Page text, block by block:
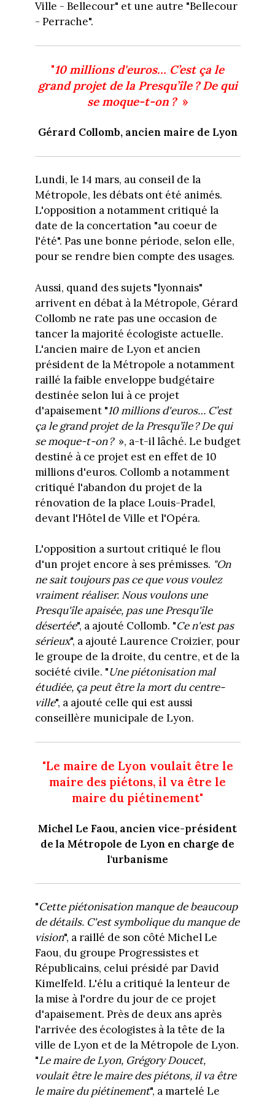
Ville - Bellecour" et une autre "Bellecour
- Perrache".
"10 millions d'euros… C’est ça le
grand projet de la Presqu’île ? De qui
se moque-t-on ? »
Gérard Collomb, ancien maire de Lyon
Lundi, le 14 mars, au conseil de la
Métropole, les débats ont été animés.
L'opposition a notamment critiqué la
date de la concertation "au coeur de
l'été". Pas une bonne période, selon elle,
pour se rendre bien compte des usages.
Aussi, quand des sujets "lyonnais"
arrivent en débat à la Métropole, Gérard
Collomb ne rate pas une occasion de
tancer la majorité écologiste actuelle.
L'ancien maire de Lyon et ancien
président de la Métropole a notamment
raillé la faible enveloppe budgétaire
destinée selon lui à ce projet
d'apaisement "10 millions d'euros… C’est
ça le grand projet de la Presqu’île ? De qui
se moque-t-on ? », a-t-il lâché. Le budget
destiné à ce projet est en effet de 10
millions d'euros. Collomb a notamment
critiqué l'abandon du projet de la
rénovation de la place Louis-Pradel,
devant l'Hôtel de Ville et l'Opéra.
L'opposition a surtout critiqué le flou
d'un projet encore à ses prémisses. "On
ne sait toujours pas ce que vous voulez
vraiment réaliser. Nous voulons une
Presqu'île apaisée, pas une Presqu'île
désertée", a ajouté Collomb. "Ce n'est pas
sérieux", a ajouté Laurence Croizier, pour
le groupe de la droite, du centre, et de la
société civile. "Une piétonisation mal
étudiée, ça peut être la mort du centre-
ville", a ajouté celle qui est aussi
conseillère municipale de Lyon.
"Le maire de Lyon voulait être le
maire des piétons, il va être le
maire du piétinement"
Michel Le Faou, ancien vice-président
de la Métropole de Lyon en charge de
l'urbanisme
"Cette piétonisation manque de beaucoup
de détails. C'est symbolique du manque de
vision", a raillé de son côté Michel Le
Faou, du groupe Progressistes et
Républicains, celui présidé par David
Kimelfeld. L'élu a critiqué la lenteur de
la mise à l'ordre du jour de ce projet
d'apaisement. Près de deux ans après
l'arrivée des écologistes à la tête de la
ville de Lyon et de la Métropole de Lyon.
"Le maire de Lyon, Grégory Doucet,
voulait être le maire des piétons, il va être
le maire du piétinement", a martelé Le